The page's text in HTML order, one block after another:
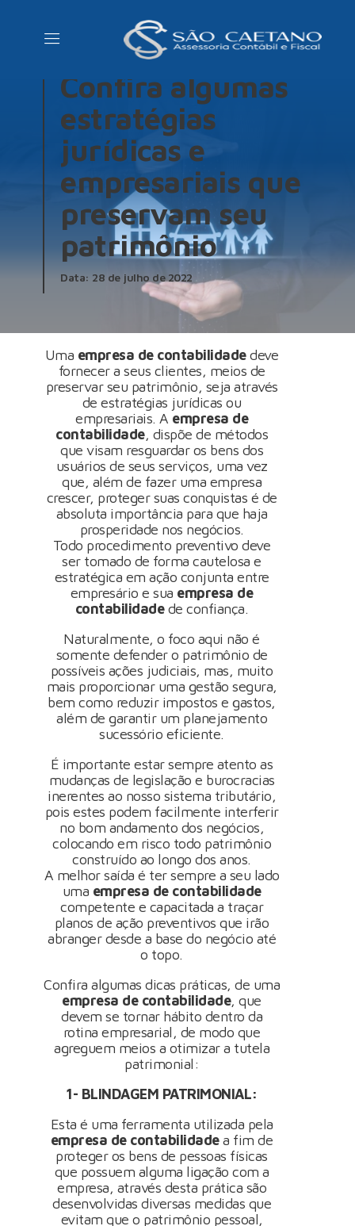
Empresa de
contabilidade:
Confira algumas
estratégias
jurídicas e
empresariais que
preservam seu
patrimônio
Data: 28 de julho de 2022
Uma empresa de contabilidadedeve
fornecer a seus clientes, meios de
preservar seu patrimônio, seja através
de estratégias jurídicas ou
empresariais. A empresa de
contabilidade, dispõe de métodos
que visam resguardar os bens dos
usuários de seus serviços, uma vez
que, além de fazer uma empresa
crescer, proteger suas conquistas é de
absoluta importância para que haja
prosperidade nos negócios.
Todo procedimento preventivo deve
ser tomado de forma cautelosa e
estratégica em ação conjunta entre
empresário e sua empresa de
contabilidadede confiança.
Naturalmente, o foco aqui não é
somente defender o patrimônio de
possíveis ações judiciais, mas, muito
mais proporcionar uma gestão segura,
bem como reduzir impostos e gastos,
além de garantir um planejamento
sucessório eficiente.
É importante estar sempre atento as
mudanças de legislação e burocracias
inerentes ao nosso sistema tributário,
pois estes podem facilmente interferir
no bom andamento dos negócios,
colocando em risco todo patrimônio
construído ao longo dos anos.
A melhor saída é ter sempre a seu lado
uma empresa de contabilidade
competente e capacitada a traçar
planos de ação preventivos que irão
abranger desde a base do negócio até
o topo.
Confira algumas dicas práticas, de uma
empresa de contabilidade, que
devem se tornar hábito dentro da
rotina empresarial, de modo que
agreguem meios a otimizar a tutela
patrimonial:
1- BLINDAGEM PATRIMONIAL:
Esta é uma ferramenta utilizada pela
empresa de contabilidadea fim de
proteger os bens de pessoas físicas
que possuem alguma ligação com a
empresa, através desta prática são
desenvolvidas diversas medidas que
evitam que o patrimônio pessoal,